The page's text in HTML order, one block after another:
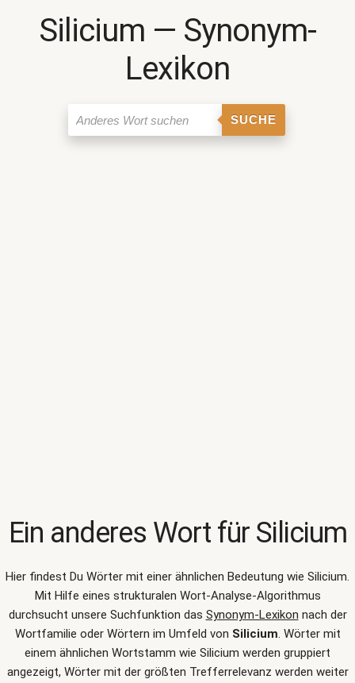
Silicium ― Synonym-
Lexikon
SUCHE
Ein anderes Wort für Silicium
Hier findest Du Wörter mit einer ähnlichen Bedeutung wie Silicium.
Mit Hilfe eines strukturalen Wort-Analyse-Algorithmus
durchsucht unsere Suchfunktion das Synonym-Lexikon nach der
Wortfamilie oder Wörtern im Umfeld von Silicium. Wörter mit
einem ähnlichen Wortstamm wie Silicium werden gruppiert
angezeigt, Wörter mit der größten Trefferrelevanz werden weiter